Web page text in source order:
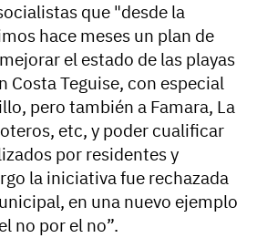
que "desde la
hace meses un plan de
el estado de las playas
Costa Teguise, con especial
pero también a Famara, La
etc, y poder cualificar
por residentes y
la iniciativa fue rechazada
en una nuevo ejemplo
no por el no”.